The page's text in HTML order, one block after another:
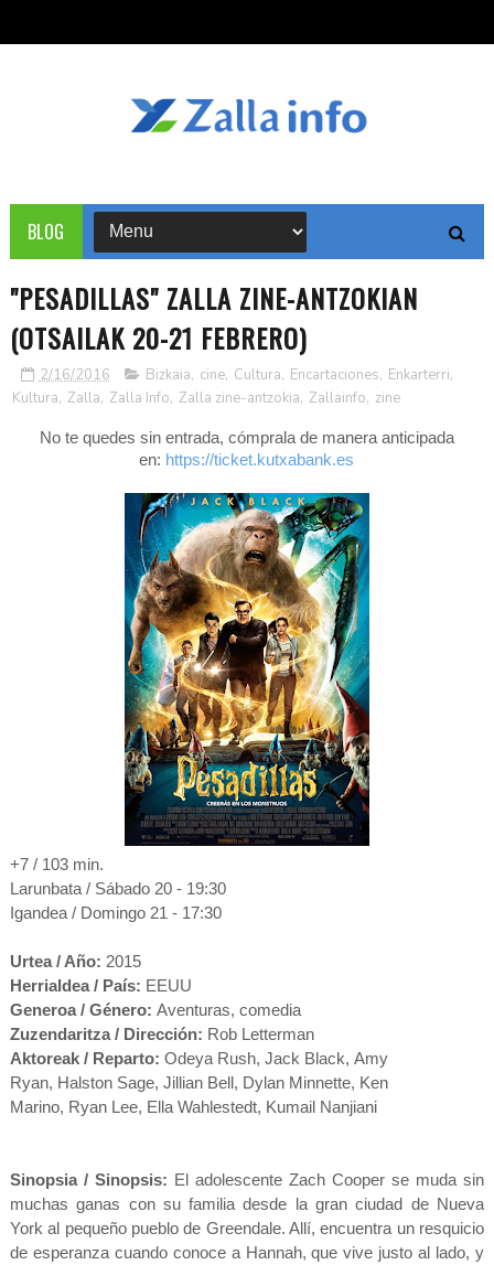
BLOG
"PESADILLAS" ZALLA ZINE-ANTZOKIAN
(OTSAILAK 20-21 FEBRERO)
2/16/2016 Bizkaia, cine, Cultura, Encartaciones, Enkarterri,
Kultura, Zalla, Zalla Info, Zalla zine-antzokia, Zallainfo, zine
No te quedes sin entrada, cómprala de manera anticipada
en: https://ticket.kutxabank.es
+7 / 103 min.
Larunbata / Sábado 20 - 19:30
Igandea / Domingo 21 - 17:30
Urtea / Año: 2015
Herrialdea / País: EEUU
Generoa / Género: Aventuras, comedia
Zuzendaritza / Dirección: Rob Letterman
Aktoreak / Reparto: Odeya Rush, Jack Black, Amy
Ryan, Halston Sage, Jillian Bell, Dylan Minnette, Ken
Marino, Ryan Lee, Ella Wahlestedt, Kumail Nanjiani
Sinopsia / Sinopsis: El adolescente Zach Cooper se muda sin
muchas ganas con su familia desde la gran ciudad de Nueva
York al pequeño pueblo de Greendale. Allí, encuentra un resquicio
de esperanza cuando conoce a Hannah, que vive justo al lado, y